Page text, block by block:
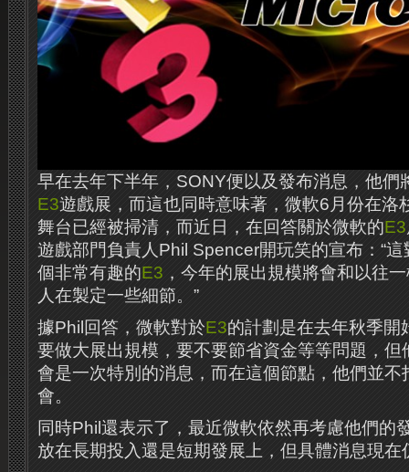
早在去年下半年，SONY便以及發布消息，他們
E3遊戲展，而這也同時意味著，微軟6月份在洛
舞台已經被掃清，而近日，在回答關於微軟的E3
遊戲部門負責人Phil Spencer開玩笑的宣布：“
個非常有趣的E3 ，今年的展出規模將會和以往
人在製定一些細節。”
據Phil回答，微軟對於E3的計劃是在去年秋季開
要做大展出規模，要不要節省資金等等問題，但
會是一次特別的消息，而在這個節點，他們並不
會。
同時Phil還表示了，最近微軟依然再考慮他們的
放在長期投入還是短期發展上，但具體消息現在